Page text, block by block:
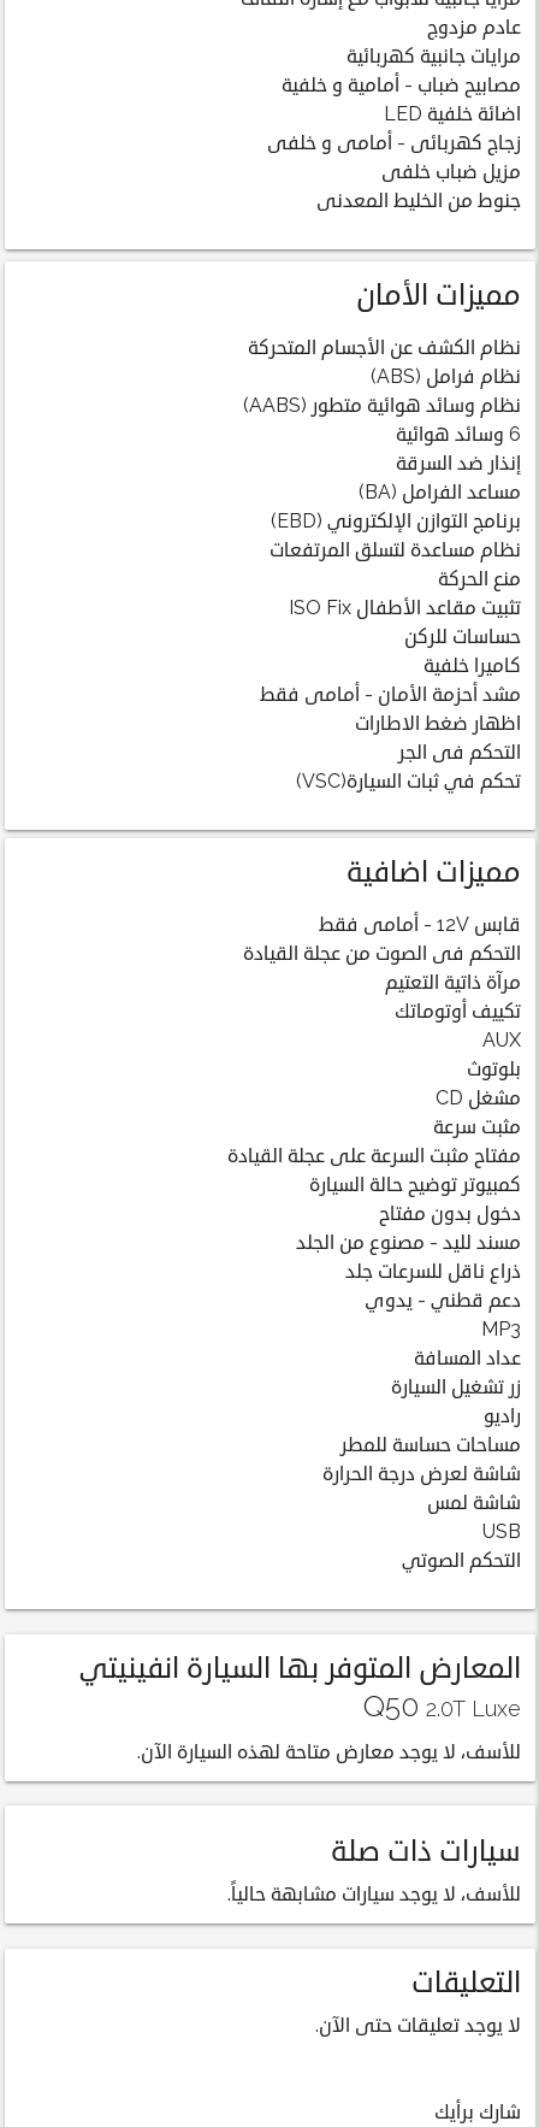
عادم مزدوج
مرايات جانبية كهربائية
مصابيح ضباب - أمامية و خلفية
اضائة خلفية LED
زجاج كهربائى - أمامى و خلفى
مزيل ضباب خلفى
جنوط من الخليط المعدنى
مميزات الأمان
نظام الكشف عن الأجسام المتحركة
نظام فرامل (ABS)
نظام وسائد هوائية متطور (AABS)
6 وسائد هوائية
إنذار ضد السرقة
مساعد الفرامل (BA)
برنامج التوازن الإلكتروني (EBD)
نظام مساعدة لتسلق المرتفعات
منع الحركة
تثبيت مقاعد الأطفال ISO Fix
حساسات للركن
كاميرا خلفية
مشد أحزمة الأمان - أمامى فقط
اظهار ضغط الاطارات
التحكم فى الجر
تحكم في ثبات السيارة(VSC)
مميزات اضافية
قابس 12V - أمامى فقط
التحكم فى الصوت من عجلة القيادة
مرآة ذاتية التعتيم
تكييف أوتوماتك
AUX
بلوتوث
مشغل CD
مثبت سرعة
مفتاح مثبت السرعة على عجلة القيادة
كمبيوتر توضيح حالة السيارة
دخول بدون مفتاح
مسند لليد - مصنوع من الجلد
ذراع ناقل للسرعات جلد
دعم قطني - يدوي
MP3
عداد المسافة
زر تشغيل السيارة
راديو
مساحات حساسة للمطر
شاشة لعرض درجة الحرارة
شاشة لمس
USB
التحكم الصوتي
المعارض المتوفر بها السيارة انفينيتي
Q50 2.0T Luxe
للأسف، لا يوجد معارض متاحة لهذه السيارة الآن.
سيارات ذات صلة
للأسف، لا يوجد سيارات مشابهة حالياً.
التعليقات
لا يوجد تعليقات حتى الآن.
شارك برأيك